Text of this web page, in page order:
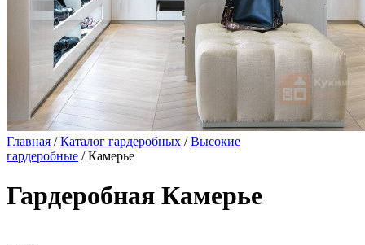
Главная /Каталог гардеробных /Высокие
гардеробные / Камерье
Гардеробная Камерье